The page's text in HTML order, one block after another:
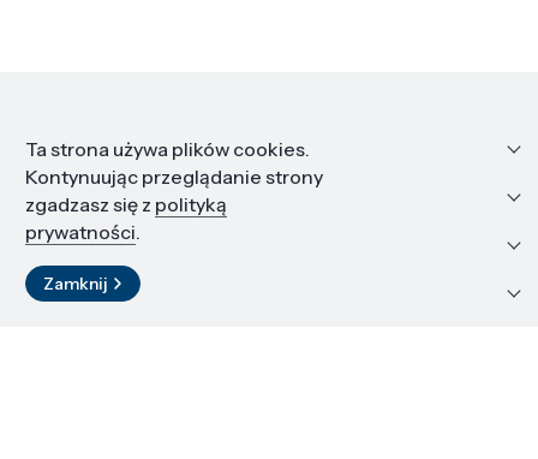
Informacje
Edukacja i kariera
Zasoby i materiały
Kontakt
Ta strona używa plików cookies.
Kontynuując przeglądanie strony
zgadzasz się z polityką
prywatności.
Zamknij